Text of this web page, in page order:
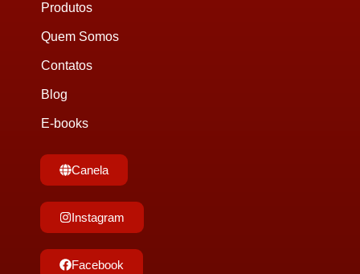
Produtos
Quem Somos
Contatos
Blog
E-books
Canela
Instagram
Facebook